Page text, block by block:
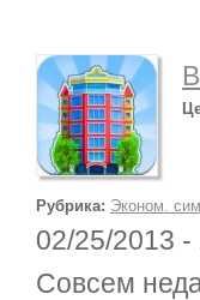
Рубрика: Эконом.
02/25/2013 -
Совсем